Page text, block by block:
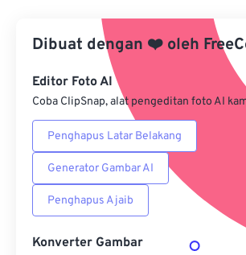
Dari Url
Dibuat dengan ❤️ oleh
Editor Foto AI
Coba ClipSnap, alat pengeditan foto AI
Penghapus Latar Belakang
Generator Gambar AI
Penghapus Ajaib
Konverter Gambar